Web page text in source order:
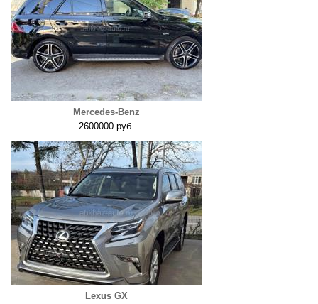
Mercedes-Benz
2600000 руб.
Lexus GX